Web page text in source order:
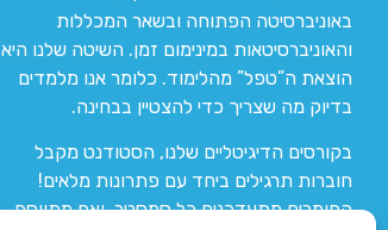
באוניברסיטה הפתוחה ובשאר המכללות
והאוניברסיטאות במינימום זמן. השיטה שלנו היא
הוצאת ה”טפל” מהלימוד. כלומר אנו מלמדים
בדיוק מה שצריך כדי להצטיין בבחינה.
בקורסים הדיגיטליים שלנו, הסטודנט מקבל
חוברות תרגילים ביחד עם פתרונות מלאים!
החומרים מתעדכנים כל סמסטר, ואם מתווסף